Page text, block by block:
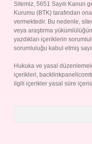
Sitemiz, 5651 Sayılı Kanun
Kurumu (BTK) tarafından
vermektedir. Bu nedenle,
veya araştırma
yazdıkları içeriklerin
sorumluluğu kabul etmiş
Hukuka ve yasal
içerikleri,
ilgili içerikler yasal süre